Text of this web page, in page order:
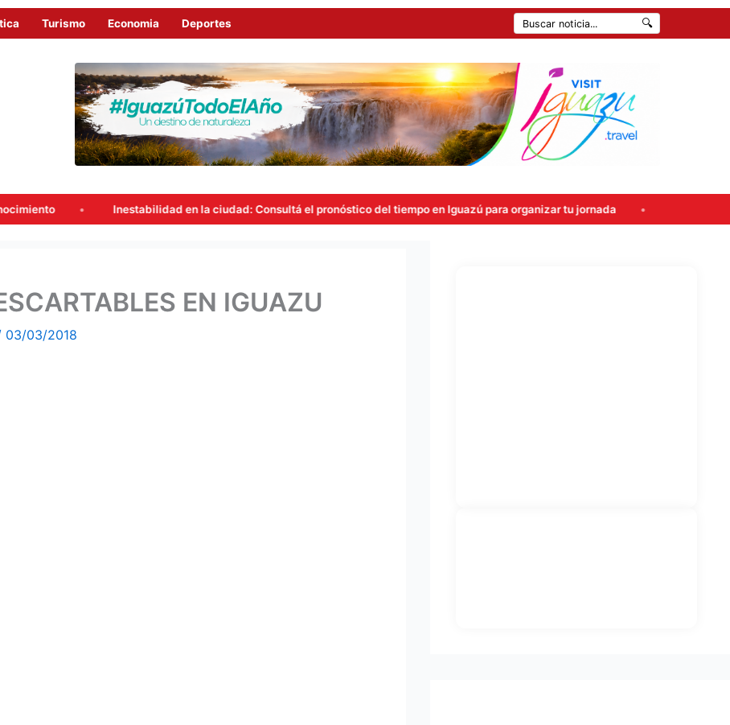
Turismo Economia Deportes 🔍
Inestabilidad en la ciudad: Consultá el pronóstico del tiempo en Iguazú para organizar tu jornada Atropellaron un control en
EN IGUAZU
03/03/2018